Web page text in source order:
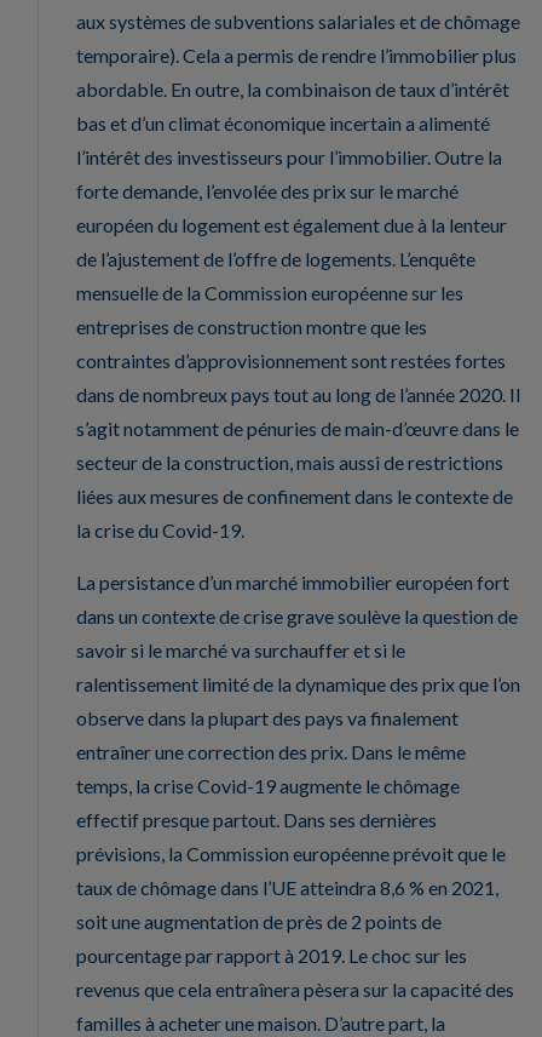
aux systèmes de subventions salariales et de chômage
temporaire). Cela a permis de rendre l’immobilier plus
abordable. En outre, la combinaison de taux d’intérêt
bas et d’un climat économique incertain a alimenté
l’intérêt des investisseurs pour l’immobilier. Outre la
forte demande, l’envolée des prix sur le marché
européen du logement est également due à la lenteur
de l’ajustement de l’offre de logements. L’enquête
mensuelle de la Commission européenne sur les
entreprises de construction montre que les
contraintes d’approvisionnement sont restées fortes
dans de nombreux pays tout au long de l’année 2020. Il
s’agit notamment de pénuries de main-d’œuvre dans le
secteur de la construction, mais aussi de restrictions
liées aux mesures de confinement dans le contexte de
la crise du Covid-19.
La persistance d’un marché immobilier européen fort
dans un contexte de crise grave soulève la question de
savoir si le marché va surchauffer et si le
ralentissement limité de la dynamique des prix que l’on
observe dans la plupart des pays va finalement
entraîner une correction des prix. Dans le même
temps, la crise Covid-19 augmente le chômage
effectif presque partout. Dans ses dernières
prévisions, la Commission européenne prévoit que le
taux de chômage dans l’UE atteindra 8,6 % en 2021,
soit une augmentation de près de 2 points de
pourcentage par rapport à 2019. Le choc sur les
revenus que cela entraînera pèsera sur la capacité des
familles à acheter une maison. D’autre part, la